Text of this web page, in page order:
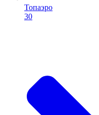
Топаэро
30